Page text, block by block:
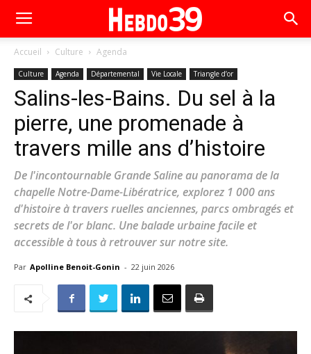
Accueil Culture Agenda
Culture Agenda Départemental Vie Locale Triangle d’or
Salins-les-Bains. Du sel à la
pierre, une promenade à
travers mille ans d’histoire
De l'incontournable Grande Saline au panorama de la
chapelle Notre-Dame-Libératrice, explorez 1 000 ans
d'histoire à travers ruelles anciennes, parcs ombragés et
secrets de l'or blanc. Une balade urbaine facile et
accessible à tous à retrouver sur notre site.
Par Apolline Benoit-Gonin - 22 juin 2026